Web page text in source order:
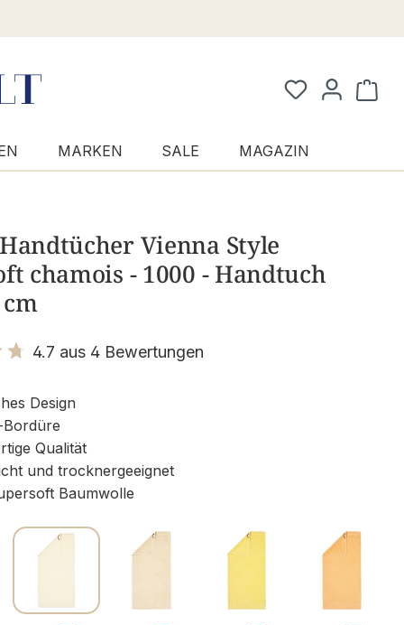
MARKEN SALE MAGAZIN
Vienna Style
chamois - 1000 - Handtuch
4.7 aus 4 Bewertungen
Design
Qualität
und trocknergeeignet
Baumwolle